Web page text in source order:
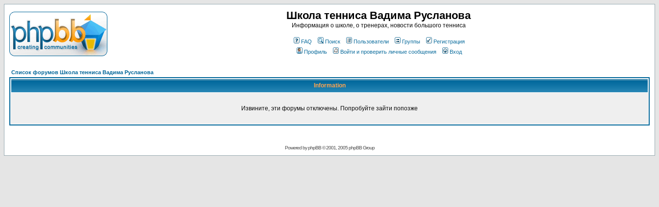
Школа тенниса Вадима Русланова
Информация о школе, о тренерах, новости большого тенниса
FAQ Поиск Пользователи Группы
Регистрация
Профиль
Войти и проверить личные сообщения Вход
Список форумов Школа тенниса Вадима Русланова
Information
Извините, эти форумы отключены. Попробуйте зайти попозже
Powered byphpBB© 2001, 2005 phpBB Group